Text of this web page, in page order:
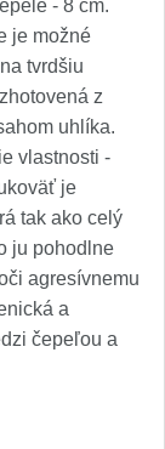
- 8 cm.
je možné
tvrdšiu
z
uhlíka.
vlastnosti -
je
tak ako celý
ju pohodlne
agresívnemu
a
čepeľou a